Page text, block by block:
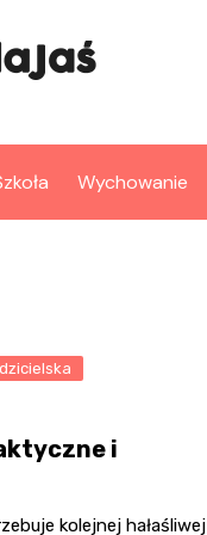
Wychowanie
i
kolejnej hałaśliwej